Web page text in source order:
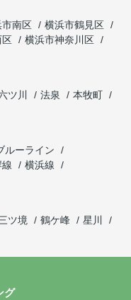
市南区
横浜市鶴見区
区
横浜市神奈川区
ツ川 法泉
本牧町
ルーライン
横浜線
ツ境 鶴ケ峰
星川
グ